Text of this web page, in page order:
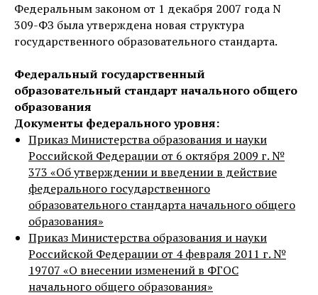
Федеральным законом от 1 декабря 2007 года N
309-ФЗ была утверждена новая структура
государственного образовательного стандарта.
Федеральный государственный
образовательный стандарт начального общего
образования
Документы федерального уровня:
Приказ Министерства образования и науки
Российской Федерации от 6 октября 2009 г. №
373 «Об утверждении и введении в действие
федерального государственного
образовательного стандарта начального общего
образования»
Приказ Министерства образования и науки
Российской Федерации от 4 февраля 2011 г. №
19707 «О внесении изменений в ФГОС
начального общего образования»